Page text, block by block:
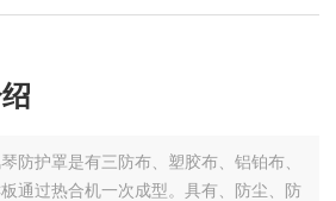
防护罩是有三防布、塑胶布、铝铂布、
通过热合机一次成型。具有、防尘、防